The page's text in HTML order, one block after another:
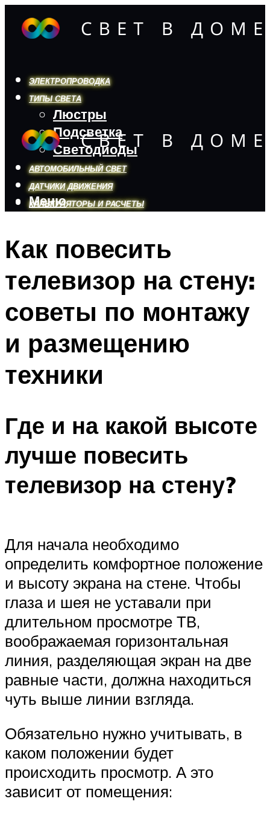
ЭЛЕКТРОПРОВОДКА
ТИПЫ СВЕТА
Люстры
Подсветка
Светодиоды
АВТОМОБИЛЬНЫЙ СВЕТ
ДАТЧИКИ ДВИЖЕНИЯ
КАЛЬКУЛЯТОРЫ И РАСЧЕТЫ
Меню
Меню
Как повесить
телевизор на стену:
советы по монтажу
и размещению
техники
Где и на какой высоте
лучше повесить
телевизор на стену?
Для начала необходимо
определить комфортное положение
и высоту экрана на стене. Чтобы
глаза и шея не уставали при
длительном просмотре ТВ,
воображаемая горизонтальная
линия, разделяющая экран на две
равные части, должна находиться
чуть выше линии взгляда.
Обязательно нужно учитывать, в
каком положении будет
происходить просмотр. А это
зависит от помещения: